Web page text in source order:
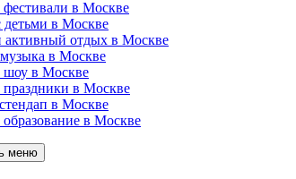
фестивали в Москве
детьми в Москве
активный отдых в Москве
в Москве
шоу в Москве
праздники в Москве
в Москве
в Москве
меню